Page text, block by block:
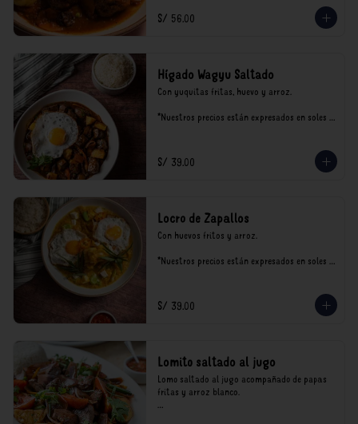
consumo.
S/ 56.00
Hígado Wagyu Saltado
Con yuquitas fritas, huevo y arroz.
*Nuestros precios están expresados en soles e
S/ 39.00
Locro de Zapallos
Con huevos fritos y arroz.
*Nuestros precios están expresados en soles e
S/ 39.00
Lomito saltado al jugo
Lomo saltado al jugo acompañado de papas
fritas y arroz blanco.